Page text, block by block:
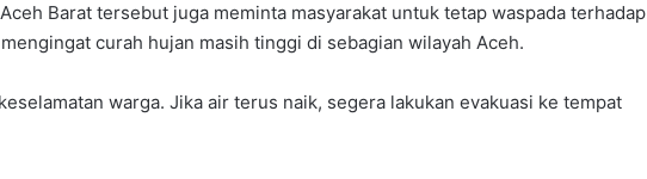
Barat tersebut juga meminta masyarakat untuk tetap waspada terhadap
curah hujan masih tinggi di sebagian wilayah Aceh.
warga. Jika air terus naik, segera lakukan evakuasi ke tempat